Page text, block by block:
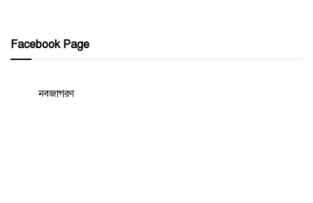
Facebook Page
নবজাগরণ